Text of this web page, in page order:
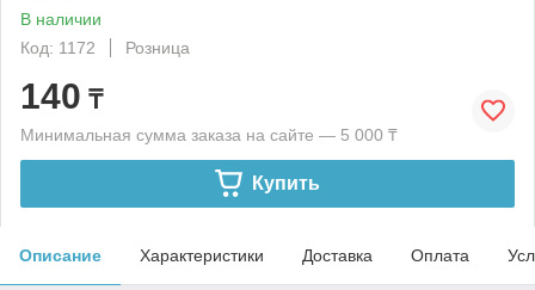
В наличии
Код: 1172
Розница
140 ₸
Минимальная сумма заказа на сайте — 5 000 ₸
Купить
Описание Характеристики Доставка Оплата